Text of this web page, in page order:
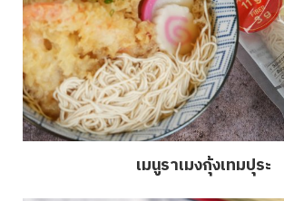
เมนูราเมงกุ้งเทมปุระ